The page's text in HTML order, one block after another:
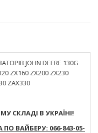
JOHN DEERE 130G
ZX160 ZX200 ZX230
ZAX330
СКЛАДІ В УКРАЇНІ!
ВАЙБЕРУ: 066-843-05-